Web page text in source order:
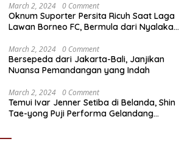
March 2, 2024 0 Comment
Oknum Suporter Persita Ricuh Saat Laga
Lawan Borneo FC, Bermula dari Nyalakan
March 2, 2024 0 Comment
Bersepeda dari Jakarta-Bali, Janjikan
Nuansa Pemandangan yang Indah
March 2, 2024 0 Comment
Temui Ivar Jenner Setiba di Belanda, Shin
Tae-yong Puji Performa Gelandang